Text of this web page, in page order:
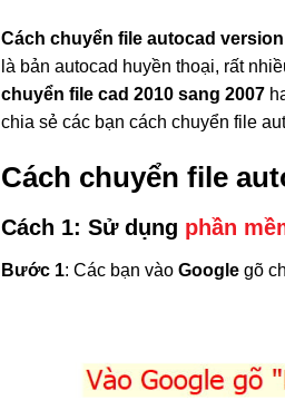
Cách chuyển file autocad
là bản autocad huyền thoại, rất
chuyển file cad 2010 sang 2007
chia sẻ các bạn cách chuyển file
Cách chuyển file
Cách 1: Sử dụng phần
Bước 1: Các bạn vào Googlegõ